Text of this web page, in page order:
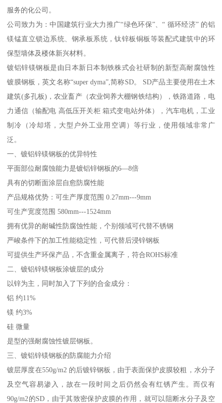
服务的化公司。
公司致力为：中国建筑行业大力推广“绿色环保”、“ 循环经济” 的铝
镁锰直立锁边系统、钢承板系统，钛锌板铜板等装配式建筑中的环
保型墙体及楼体新兴材料。
镀铝锌镁钢板是由日本新日本制铁株式会社研制的新型高耐腐蚀性
镀膜钢板，英文名称“super dyma”,简称SD。 SD产品主要使用在土木
建筑(多孔板)，农业畜产（农业饲养大棚钢铁结构），铁路道路，电
力通信（输配电 高低压开关柜 箱式变电站外体），汽车电机，工业
制冷（冷却塔，大型户外工业用空调）等行业，使用领域非常广
泛。
一、镀铝锌镁钢板的优异特性
平面部位耐腐蚀能力是镀铝锌钢板的6—8倍
具有的切断面涂层自愈防腐性能
产品规格优势：可生产厚度范围 0.27mm---9mm
可生产宽度范围 580mm---1524mm
拥有优异的耐碱性防腐蚀性能，个别领域可代替不锈钢
严峻条件下的加工性能稳定性，可代替后浸锌钢板
可提供生产环保产品，不含重金属离子，符合ROHS标准
二、镀铝锌镁钢板涂镀层的成分
以锌为主，同时加入了下列的合金成分：
铝 约11%
镁 约3%
硅 微量
是型的强耐腐蚀性镀层钢板。
三、镀铝锌镁钢板的防腐能力介绍
镀层厚度在550g/m2 的后镀锌钢板，由于表面保护皮膜较粗，水分子
及空气容易渗入，故在一段时间之后仍然会有红锈产生。而仅有
90g/m2的SD，由于其致密保护皮膜的作用，就可以阻断水分子及空